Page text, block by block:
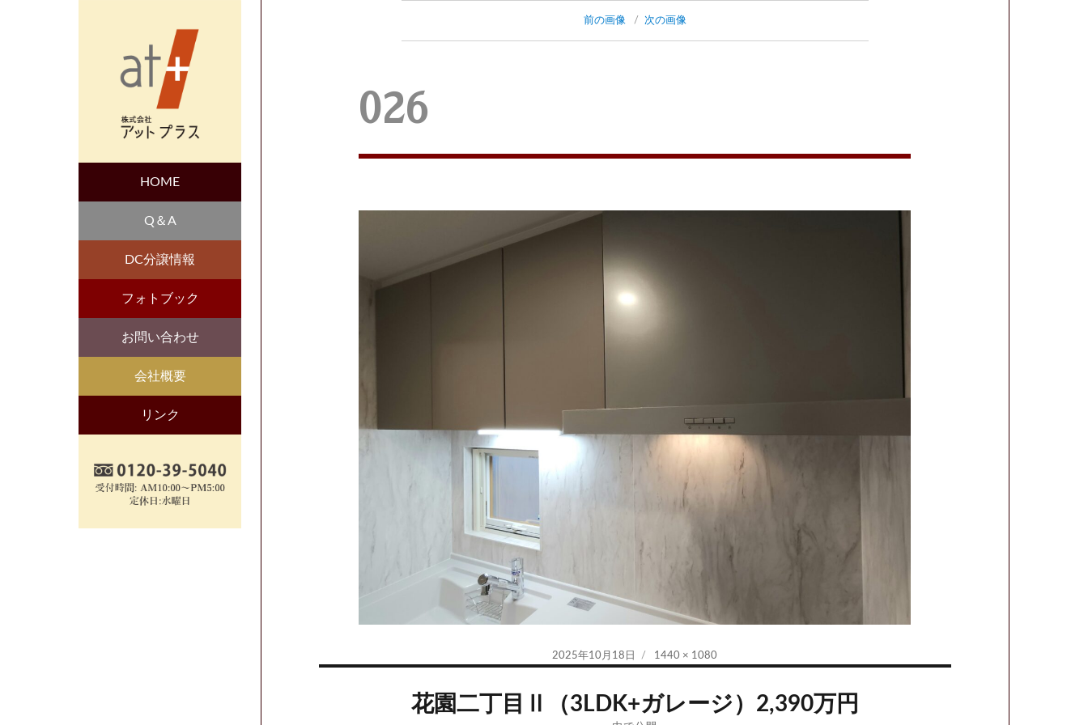
前の画像 次の画像
026
投
2025年10月18日
フ
イ
ズ
1440 × 1080
花園二丁目Ⅱ（3LDK+ガレージ）2,390万円
HOME
Q＆A
DC分譲情報
フォトブック
お問い合わせ
会社概要
リンク